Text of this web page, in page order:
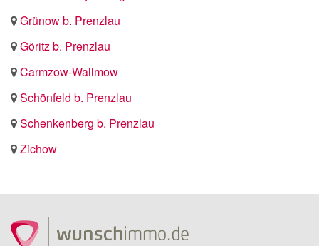
Grünow b. Prenzlau
Göritz b. Prenzlau
Carmzow-Wallmow
Schönfeld b. Prenzlau
Schenkenberg b. Prenzlau
Zichow